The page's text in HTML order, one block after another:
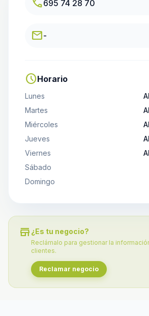
call695 74 28 70
email-
scheduleHorario
Lunes
Martes
Miércoles
Jueves
Viernes
Sábado
Domingo
store ¿Es tu negocio?
Reclámalo para gestionar la
clientes.
Reclamar negocio